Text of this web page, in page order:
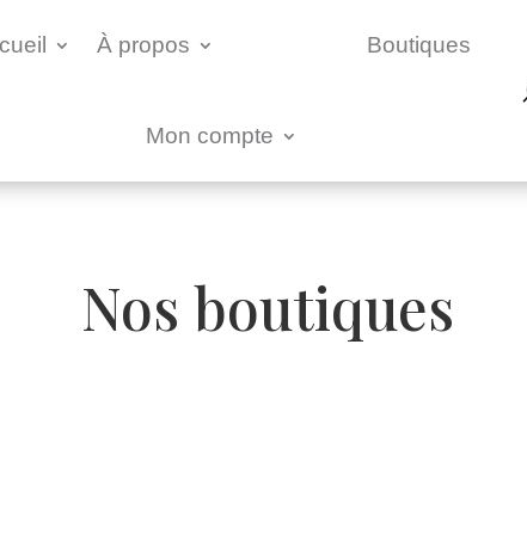
À propos Boutiques
Mon compte
Nos boutiques